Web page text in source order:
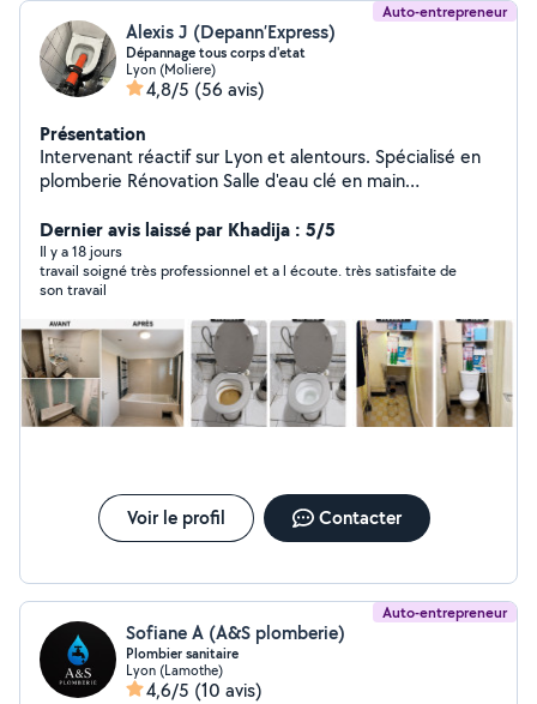
Auto-entrepreneur
Alexis J (Depann’Express)
Dépannage tous corps d'etat
Lyon (Moliere)
4,8/5 (56 avis)
Présentation
Intervenant réactif sur Lyon et alentours. Spécialisé en
plomberie Rénovation Salle d'eau clé en main
canalisation, chauffe-eau Devis + déplacement gratuits
Dernier avis laissé par Khadija : 5/5
Il y a 18 jours
travail soigné très professionnel et a l écoute. très satisfaite de
son travail
Voir le profil Contacter
Auto-entrepreneur
Sofiane A (A&S plomberie)
Plombier sanitaire
Lyon (Lamothe)
4,6/5 (10 avis)